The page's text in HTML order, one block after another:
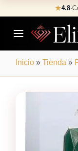
to
content
★4.8·
Inicio » Tienda »